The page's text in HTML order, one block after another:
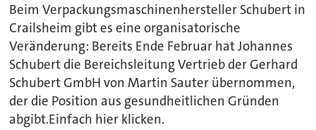
Beim Verpackungsmaschinenhersteller Schubert in
Crailsheim gibt es eine organisatorische
Veränderung: Bereits Ende Februar hat Johannes
Schubert die Bereichsleitung Vertrieb der Gerhard
Schubert GmbH von Martin Sauter übernommen,
der die Position aus gesundheitlichen Gründen
abgibt.Einfach hier klicken.